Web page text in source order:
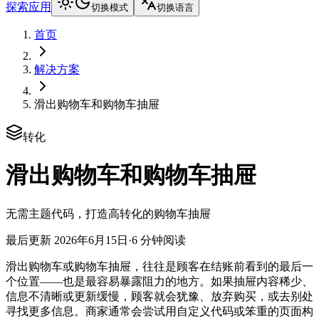
探索应用 切换模式 切换语言
首页
解决方案
滑出购物车和购物车抽屉
转化
滑出购物车和购物车抽屉
无需主题代码，打造高转化的购物车抽屉
最后更新 2026年6月15日 ·6 分钟阅读
滑出购物车或购物车抽屉，往往是顾客在结账前看到的最后一
个位置——也是最容易暴露阻力的地方。如果抽屉内容稀少、
信息不清晰或更新缓慢，顾客就会犹豫、放弃购买，或去别处
寻找更多信息。商家通常会尝试用自定义代码或笨重的页面构